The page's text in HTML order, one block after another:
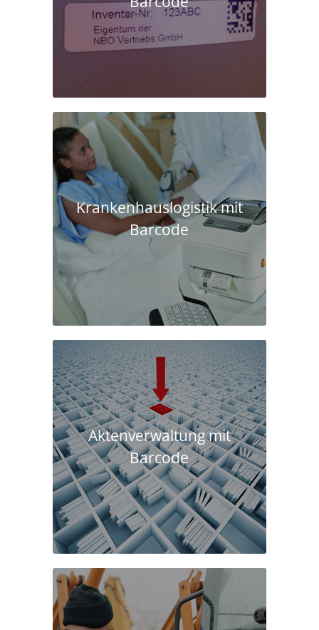
Krankenhaus­logistik mit
Barcode
Aktenverwaltung mit
Barcode